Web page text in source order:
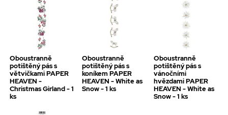
Oboustranně
potištěný pás s
větvičkami PAPER
HEAVEN -
Christmas Girland - 1
ks
Oboustranně
potištěný pás s
koníkem PAPER
HEAVEN - White as
Snow - 1 ks
Oboustranně
potištěný pás s
vánočními
hvězdami PAPER
HEAVEN - White as
Snow - 1 ks